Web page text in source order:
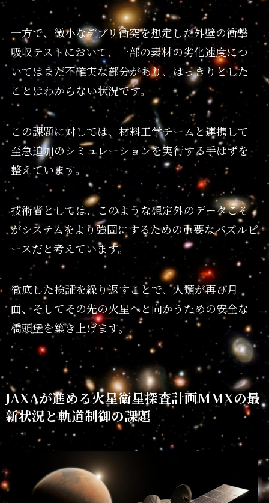
一方で、微小なデブリ衝突を想定した外壁の衝撃
吸収テストにおいて、一部の素材の劣化速度につ
いてはまだ不確実な部分があり、はっきりとした
ことはわからない状況です。
この課題に対しては、材料工学チームと連携して
至急追加のシミュレーションを実行する手はずを
整えています。
技術者としては、このような想定外のデータこそ
がシステムをより強固にするための重要なパズルピ
ースだと考えています。
徹底した検証を繰り返すことで、人類が再び月
面、そしてその先の火星へと向かうための安全な
橋頭堡を築き上げます。
JAXAが進める火星衛星探査計画MMXの最
新状況と軌道制御の課題